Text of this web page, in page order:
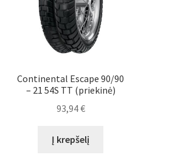
Continental Escape 90/90
– 21 54S TT (priekinė)
93,94€
Į krepšelį